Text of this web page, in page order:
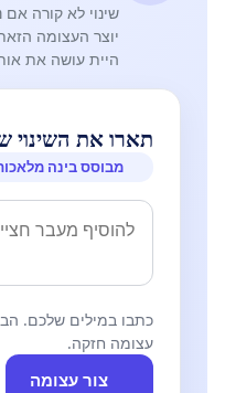
שינוי לא קורה
יוצר העצומה
היית עושה את
תארו את השינוי
מבוסס בינה
כתבו במילים שלכם.
עצומה חזקה.
צור עצומה